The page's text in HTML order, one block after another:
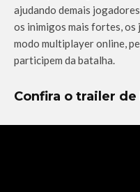
ajudando demais
os inimigos mais fortes,
modo multiplayer online,
participem da batalha.
Confira o trailer